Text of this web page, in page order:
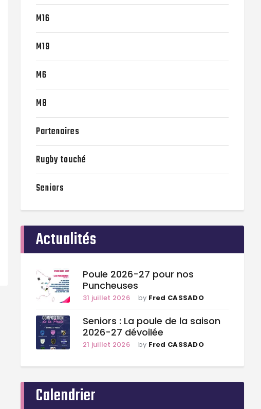
M16
M19
M6
M8
Partenaires
Rugby touché
Seniors
Actualités
Poule 2026-27 pour nos
Puncheuses
31 juillet 2026 by Fred CASSADO
Seniors : La poule de la saison
2026-27 dévoilée
21 juillet 2026 by Fred CASSADO
Calendrier